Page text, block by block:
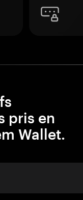
pris en
Wallet.